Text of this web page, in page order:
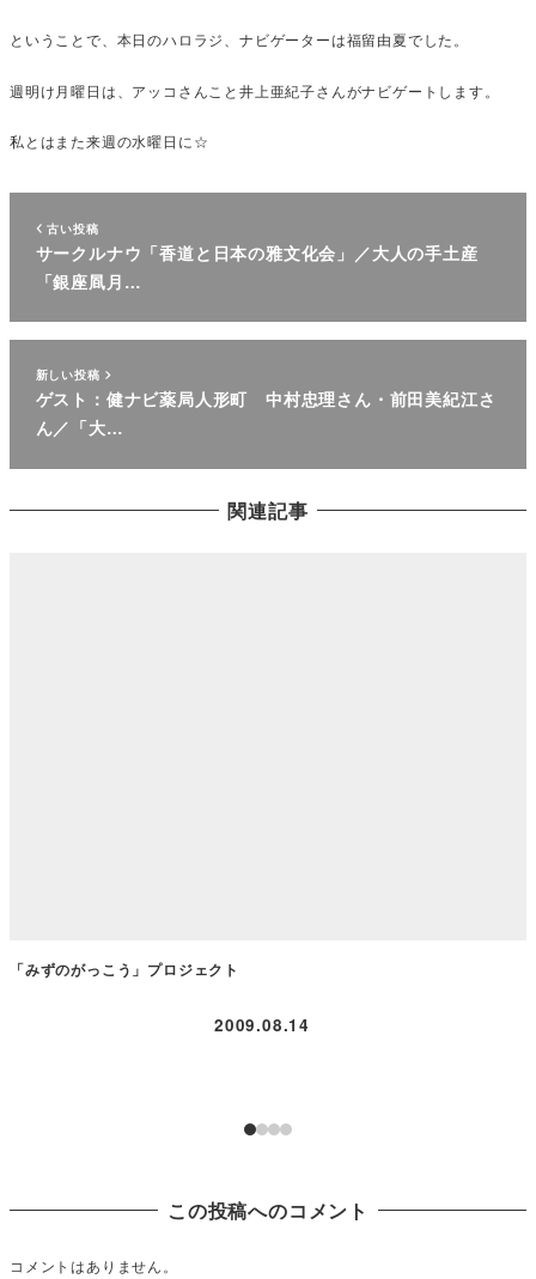
ということで、本日のハロラジ、ナビゲーターは福留由夏でした。
週明け月曜日は、アッコさんこと井上亜紀子さんがナビゲートします。
私とはまた来週の水曜日に☆
古い投稿
サークルナウ「香道と日本の雅文化会」／大人の手土産
「銀座凮月…
新しい投稿
ゲスト：健ナビ薬局人形町 中村忠理さん・前田美紀江さ
ん／「大…
関連記事
「みずのがっこう」プロジェクト
2009.08.14
この投稿へのコメント
コメントはありません。